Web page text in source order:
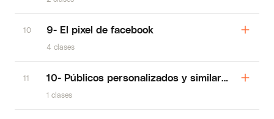
10 9- El pixel de facebook
4 clases
11 10- Públicos personalizados y similares
1 clases